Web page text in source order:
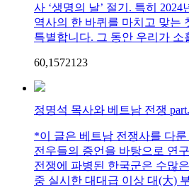
사 ‘생명의 날’ 절기. 특히
역사의 한 바퀴를 마치고 맞는
특별합니다. 그 동안 우리가 소
60,15721 23
정명석 목사와 베트남 전쟁
*이 글은 베트남 전쟁사를 다
전우들의 증언을 바탕으로 연
전쟁에 파병된 한국군은 수많
중 실시한 대대급 이상 대(大)